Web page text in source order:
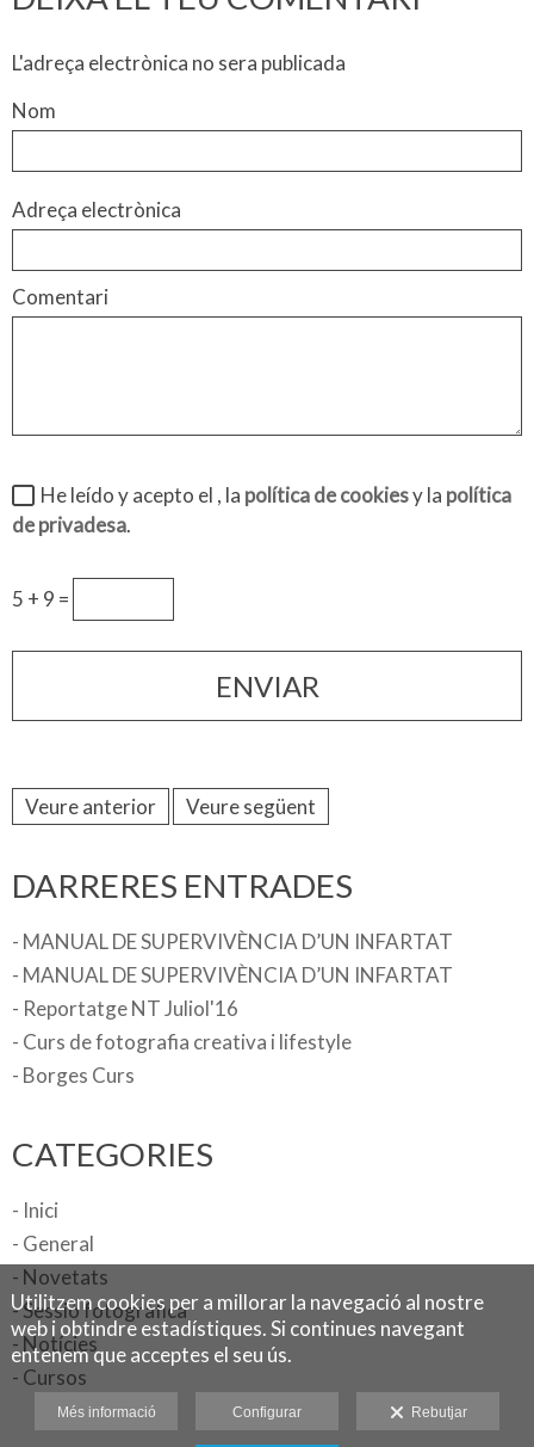
L'adreça electrònica no sera publicada
Nom
Adreça electrònica
Comentari
He leído y acepto el , la política de cookiesy la política
de privadesa.
5 + 9 =
Veure anterior Veure següent
DARRERES ENTRADES
- MANUAL DE SUPERVIVÈNCIA D’UN INFARTAT
- MANUAL DE SUPERVIVÈNCIA D’UN INFARTAT
- Reportatge NT Juliol'16
- Curs de fotografia creativa i lifestyle
- Borges Curs
CATEGORIES
- Inici
- General
- Novetats
- Sessió fotogràfica
- Notícies
- Cursos
Utilitzem cookies per a millorar la navegació al nostre
web i obtindre estadístiques. Si continues navegant
entenem que acceptes el seu ús.
Més informació Configurar Rebutjar